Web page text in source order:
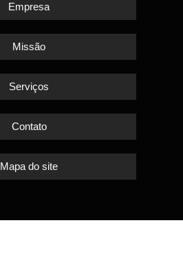
Empresa
Missão
Serviços
Contato
Mapa do site